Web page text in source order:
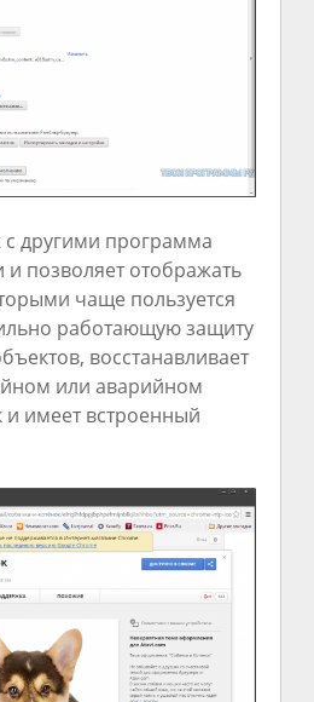
другими программа
и позволяет отображать
чаще пользуется
работающую защиту
восстанавливает
или аварийном
и имеет встроенный